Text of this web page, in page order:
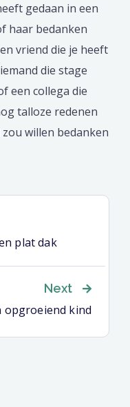
gedaan in een
haar bedanken
vriend die je heeft
die stage
een collega die
talloze redenen
willen bedanken
plat dak
Next
opgroeiend kind